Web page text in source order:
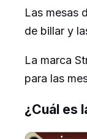
Las mesas
de billar y
La marca
para las
¿Cuál es